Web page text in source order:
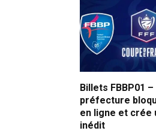
Billets FBBP01 –
préfecture
en ligne et crée
inédit